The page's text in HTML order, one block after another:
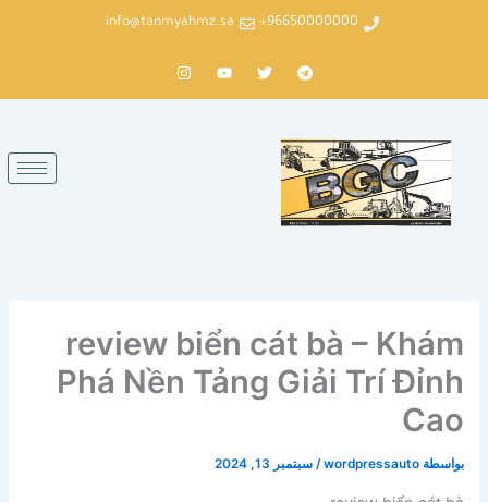
96650000000+
info@tanmyahmz.sa
T
e
r
a
m
T
w
Y
o
I
n
review biển cát bà – Khám
Phá Nền Tảng Giải Trí Đỉnh
Cao
بواسطة wordpressauto
/سبتمبر 13, 2024